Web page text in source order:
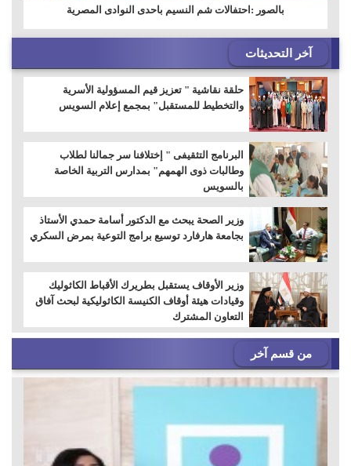
بالصور :احتفالات شم النسيم باحدى النوادى المصرية
آخر التحديثات
حلقة نقاشية " تعزيز قيم المسؤولية الأسرية
والتخطيط للمستقبل" بمجمع إعلام السويس
البرنامج التثقيفى " إختلافنا سر جمالنا لطلاب
وطالبات ذوى الهمهم" بمدارس التربية الخاصة
بالسويس
وزير الصحة يبحث مع الدكتور أسامة حمدي الأستاذ
بجامعة هارفارد توسيع برامج التوعية بمرض السكري
وزير الأوقاف يستقبل بطريرك الأقباط الكاثوليك
وقيادات هيئة أوقاف الكنيسة الكاثوليكية لبحث آفاق
التعاون المشترك
من قسم آخر